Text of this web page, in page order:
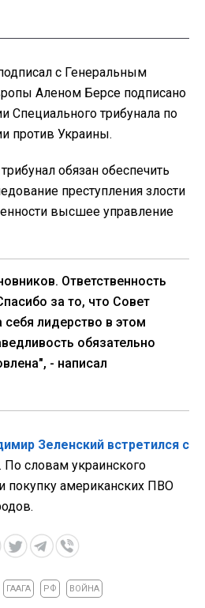
с Генеральным
Аленом Берсе подписано
Специального трибунала по
против Украины.
обязан обеспечить
преступления злости
высшее управление
Ответственность
за то, что Совет
себя лидерство в этом
обязательно
- написал
Зеленский встретился с
. По словам украинского
покупку американских ПВО
ГААГА РФ ВОЙНА